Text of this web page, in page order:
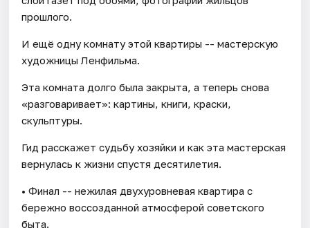
прошлого.
И ещё одну комнату этой квартиры -- мастерскую
художницы Ленфильма.
Эта комната долго была закрыта, а теперь снова
«разговаривает»: картины, книги, краски,
скульптуры.
Гид расскажет судьбу хозяйки и как эта мастерская
вернулась к жизни спустя десятилетия.
• Финал -- нежилая двухуровневая квартира с
бережно воссозданной атмосферой советского
быта.